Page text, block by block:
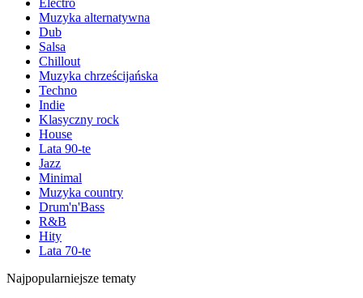
Electro
Muzyka alternatywna
Dub
Salsa
Chillout
Muzyka chrześcijańska
Techno
Indie
Klasyczny rock
House
Lata 90-te
Jazz
Minimal
Muzyka country
Drum'n'Bass
R&B
Hity
Lata 70-te
Najpopularniejsze tematy